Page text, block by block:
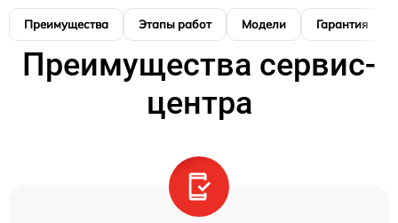
Преимущества Этапы работ Модели Гарантия
Преимущества сервис-
центра